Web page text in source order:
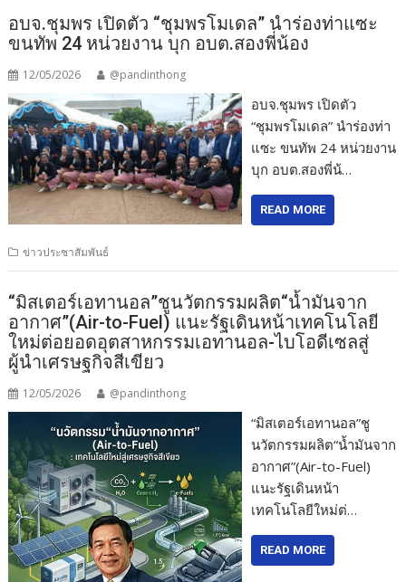
อบจ.ชุมพร เปิดตัว “ชุมพรโมเดล” นำร่องท่าแซะ
ขนทัพ 24 หน่วยงาน บุก อบต.สองพี่น้อง
12/05/2026 @pandinthong
อบจ.ชุมพร เปิดตัว
“ชุมพรโมเดล” นำร่องท่า
แซะ ขนทัพ 24 หน่วยงาน
บุก อบต.สองพี่น้…
READ MORE
ข่าวประชาสัมพันธ์
“มิสเตอร์เอทานอล”ชูนวัตกรรมผลิต“น้ำมันจาก
อากาศ”(Air-to-Fuel) แนะรัฐเดินหน้าเทคโนโลยี
ใหม่ต่อยอดอุตสาหกรรมเอทานอล-ไบโอดีเซลสู่
ผู้นำเศรษฐกิจสีเขียว
12/05/2026 @pandinthong
“มิสเตอร์เอทานอล”ชู
นวัตกรรมผลิต“น้ำมันจาก
อากาศ”(Air-to-Fuel)
แนะรัฐเดินหน้า
เทคโนโลยีใหม่ต่…
READ MORE